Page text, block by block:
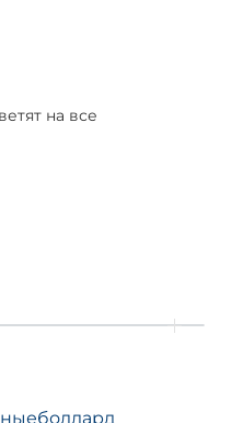
на все
боллард